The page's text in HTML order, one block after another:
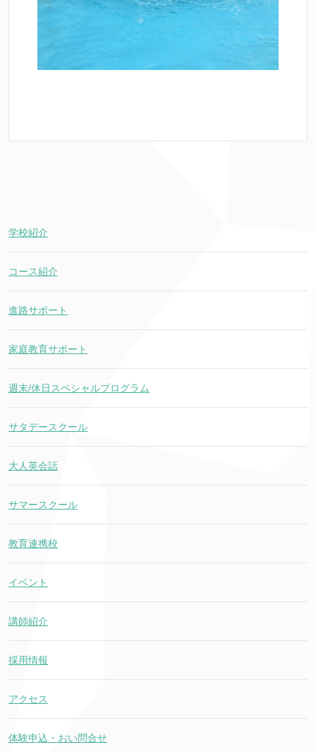
学校紹介
コース紹介
進路サポート
家庭教育サポート
週末/休日スペシャルプログラム
サタデースクール
大人英会話
サマースクール
教育連携校
イベント
講師紹介
採用情報
アクセス
体験申込・おい問合せ